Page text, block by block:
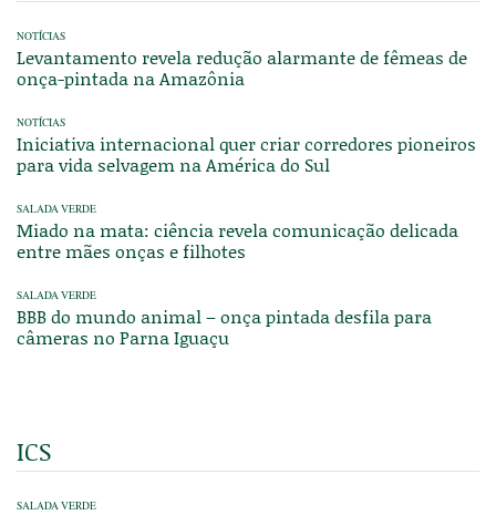
NOTÍCIAS
Levantamento revela redução alarmante de fêmeas de
onça-pintada na Amazônia
NOTÍCIAS
Iniciativa internacional quer criar corredores pioneiros
para vida selvagem na América do Sul
SALADA VERDE
Miado na mata: ciência revela comunicação delicada
entre mães onças e filhotes
SALADA VERDE
BBB do mundo animal – onça pintada desfila para
câmeras no Parna Iguaçu
ICS
SALADA VERDE